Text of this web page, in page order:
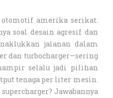
otomotif amerika serikat.
soal desain agresif dan
jalanan dalam
dan turbocharger—sering
selalu jadi pilihan
tenaga per liter mesin.
Jawabannya